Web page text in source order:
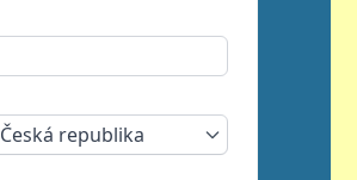
Česká republika